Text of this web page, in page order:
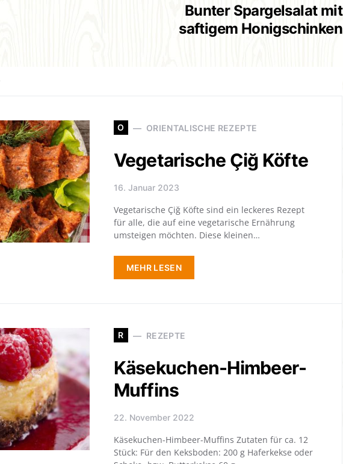
Bunter Spargelsalat mit
saftigem Honigschinken
O ORIENTALISCHE REZEPTE
Vegetarische Çiğ Köfte
16. Januar 2023
Vegetarische Çiğ Köfte sind ein leckeres Rezept
für alle, die auf eine vegetarische Ernährung
umsteigen möchten. Diese kleinen…
MEHR LESEN
R REZEPTE
Käsekuchen-Himbeer-
Muffins
22. November 2022
Käsekuchen-Himbeer-Muffins Zutaten für ca. 12
Stück: Für den Keksboden: 200 g Haferkekse oder